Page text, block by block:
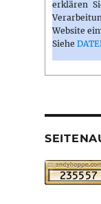
erklären
Website
Siehe